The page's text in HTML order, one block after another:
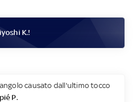
K.!
causato dall'ultimo tocco
P.